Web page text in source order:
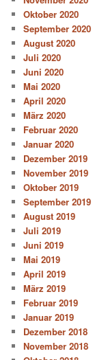
Oktober 2020
September 2020
August 2020
Juli 2020
Juni 2020
Mai 2020
April 2020
März 2020
Februar 2020
Januar 2020
Dezember 2019
November 2019
Oktober 2019
September 2019
August 2019
Juli 2019
Juni 2019
Mai 2019
April 2019
März 2019
Februar 2019
Januar 2019
Dezember 2018
November 2018